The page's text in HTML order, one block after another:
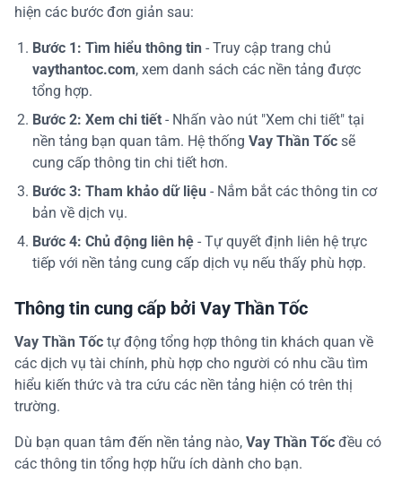
hiện các bước đơn giản sau:
Bước 1: Tìm hiểu thông tin - Truy cập trang chủ
vaythantoc.com, xem danh sách các nền tảng được
tổng hợp.
Bước 2: Xem chi tiết - Nhấn vào nút "Xem chi tiết" tại
nền tảng bạn quan tâm. Hệ thống Vay Thần Tốc sẽ
cung cấp thông tin chi tiết hơn.
Bước 3: Tham khảo dữ liệu - Nắm bắt các thông tin cơ
bản về dịch vụ.
Bước 4: Chủ động liên hệ - Tự quyết định liên hệ trực
tiếp với nền tảng cung cấp dịch vụ nếu thấy phù hợp.
Thông tin cung cấp bởi Vay Thần Tốc
Vay Thần Tốc tự động tổng hợp thông tin khách quan về
các dịch vụ tài chính, phù hợp cho người có nhu cầu tìm
hiểu kiến thức và tra cứu các nền tảng hiện có trên thị
trường.
Dù bạn quan tâm đến nền tảng nào, Vay Thần Tốc đều có
các thông tin tổng hợp hữu ích dành cho bạn.